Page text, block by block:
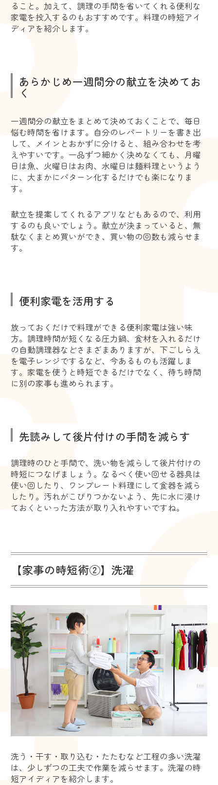
ること。加えて、調理の手間を省いてくれる便利な
家電を投入するのもおすすめです。料理の時短アイ
ディアを紹介します。
あらかじめ一週間分の献立を決めてお
く
一週間分の献立をまとめて決めておくことで、毎日
悩む時間を省けます。自分のレパートリーを書き出
して、メインとおかずに分けると、組み合わせを考
えやすいです。一品ずつ細かく決めなくても、月曜
日は魚、火曜日はお肉、水曜日は麺料理というよう
に、大まかにパターン化するだけでも楽になりま
す。
献立を提案してくれるアプリなどもあるので、利用
するのも良いでしょう。献立が決まっていると、無
駄なくまとめ買いができ、買い物の回数も減らせま
す。
便利家電を活用する
放っておくだけで料理ができる便利家電は強い味
方。調理時間が短くなる圧力鍋、食材を入れるだけ
の自動調理器などさまざまありますが、下ごしらえ
を電子レンジでするなど、今あるものも活躍しま
す。家電を使うと時短できるだけでなく、待ち時間
に別の家事も進められます。
先読みして後片付けの手間を減らす
調理時のひと手間で、洗い物を減らして後片付けの
時短につなげましょう。なるべく使い回せる器具は
使い回したり、ワンプレート料理にして食器を減ら
したり。汚れがこびりつかないよう、先に水に浸け
ておくといった方法が取り入れやすいですね。
【家事の時短術②】洗濯
洗う・干す・取り込む・たたむなど工程の多い洗濯
は、少しずつの工夫で作業を減らせます。洗濯の時
短アイディアを紹介します。